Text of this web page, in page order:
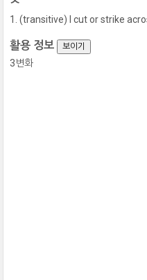
(transitive) I cut or strike
활용 정보 보이기
3변화